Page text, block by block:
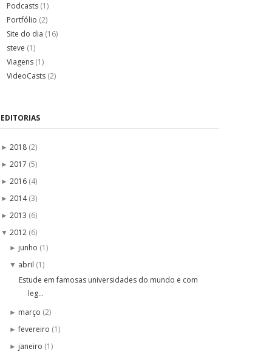
Podcasts (1)
Portfólio (2)
Site do dia (16)
steve (1)
Viagens (1)
VideoCasts (2)
EDITORIAS
► 2018 (2)
► 2017 (5)
► 2016 (4)
► 2014(3)
► 2013 (6)
▼ 2012 (6)
► junho (1)
▼ abril (1)
Estude em famosas universidades do mundo e com
leg...
► março (2)
►fevereiro (1)
► janeiro (1)